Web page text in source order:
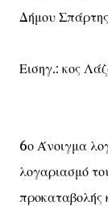
Δήμου
Εισηγ.: κος
6ο Άνοιγμα
λογαριασμό
προκαταβολής